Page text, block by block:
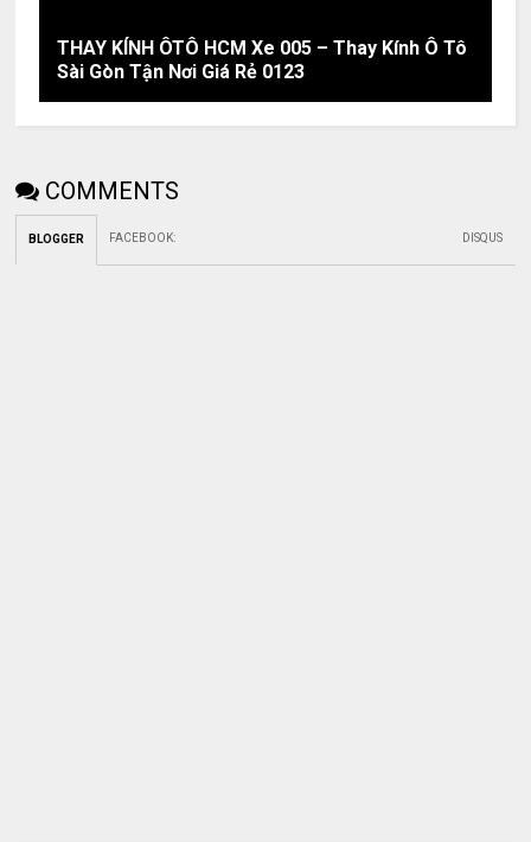
THAY KÍNH ÔTÔ HCM Xe 005 – Thay Kính Ô Tô
Sài Gòn Tận Nơi Giá Rẻ 0123
COMMENTS
BLOGGER FACEBOOK: DISQUS